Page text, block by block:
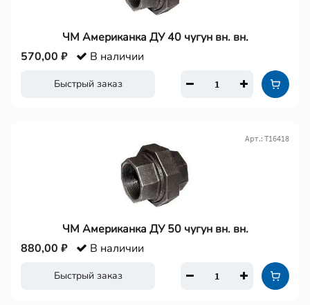
ЧМ Американка ДУ 40 чугун вн. вн.
Быстрый заказ
570,00 ₽ В наличии
ЧМ Американка ДУ 50 чугун вн. вн.
Арт.: Т16418
Быстрый заказ
880,00 ₽ В наличии